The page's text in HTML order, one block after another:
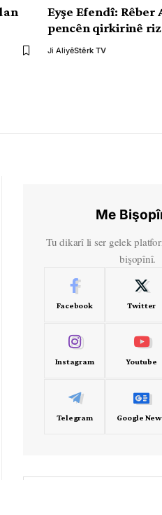
Eyşe Efendî: Rêber
pencên qirkirinê
Ji AliyêStêrk TV
Me
Tu dikarî li ser gelek
bişopînî.
Facebook Twitter
Instagram Youtube
Telegram Google